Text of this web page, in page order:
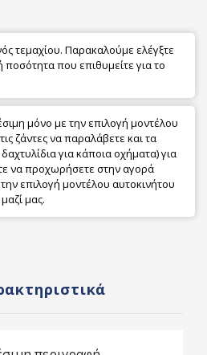
τεμαχίου. Παρακαλούμε ελέγξτε
ποσότητα που επιθυμείτε για το
μόνο με την επιλογή μοντέλου
ζάντες να παραλάβετε και τα
για κάποια οχήματα) για
να προχωρήσετε στην αγορά
επιλογή μοντέλου αυτοκινήτου
μας.